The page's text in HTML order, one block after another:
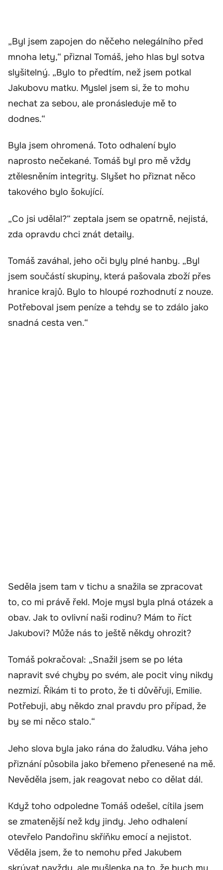
„Byl jsem zapojen do něčeho nelegálního před
mnoha lety,“ přiznal Tomáš, jeho hlas byl sotva
slyšitelný. „Bylo to předtím, než jsem potkal
Jakubovu matku. Myslel jsem si, že to mohu
nechat za sebou, ale pronásleduje mě to
dodnes.“
Byla jsem ohromená. Toto odhalení bylo
naprosto nečekané. Tomáš byl pro mě vždy
ztělesněním integrity. Slyšet ho přiznat něco
takového bylo šokující.
„Co jsi udělal?“ zeptala jsem se opatrně, nejistá,
zda opravdu chci znát detaily.
Tomáš zaváhal, jeho oči byly plné hanby. „Byl
jsem součástí skupiny, která pašovala zboží přes
hranice krajů. Bylo to hloupé rozhodnutí z nouze.
Potřeboval jsem peníze a tehdy se to zdálo jako
snadná cesta ven.“
Seděla jsem tam v tichu a snažila se zpracovat
to, co mi právě řekl. Moje mysl byla plná otázek a
obav. Jak to ovlivní naši rodinu? Mám to říct
Jakubovi? Může nás to ještě někdy ohrozit?
Tomáš pokračoval: „Snažil jsem se po léta
napravit své chyby po svém, ale pocit viny nikdy
nezmizí. Říkám ti to proto, že ti důvěřuji, Emilie.
Potřebuji, aby někdo znal pravdu pro případ, že
by se mi něco stalo.“
Jeho slova byla jako rána do žaludku. Váha jeho
přiznání působila jako břemeno přenesené na mě.
Nevěděla jsem, jak reagovat nebo co dělat dál.
Když toho odpoledne Tomáš odešel, cítila jsem
se zmatenější než kdy jindy. Jeho odhalení
otevřelo Pandořinu skříňku emocí a nejistot.
Věděla jsem, že to nemohu před Jakubem